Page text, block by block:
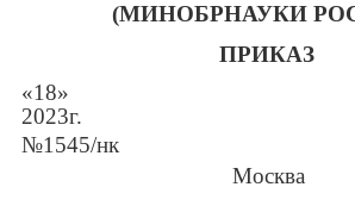
(МИНОБРНАУКИ
ПРИКАЗ
«18»
№1545/нк
Москва